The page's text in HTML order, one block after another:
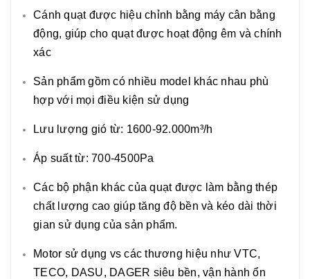
Cánh quạt được hiệu chỉnh bằng máy cân bằng
động, giúp cho quạt được hoạt động êm và chính
xác
Sản phẩm gồm có nhiều model khác nhau phù
hợp với mọi điều kiện sử dụng
Lưu lượng gió từ: 1600-92.000m³/h
Áp suất từ: 700-4500Pa
Các bộ phận khác của quạt được làm bằng thép
chất lượng cao giúp tăng độ bền và kéo dài thời
gian sử dụng của sản phẩm.
Motor sử dụng vs các thương hiệu như VTC,
TECO, DASU, DAGER siêu bền, vận hành ổn